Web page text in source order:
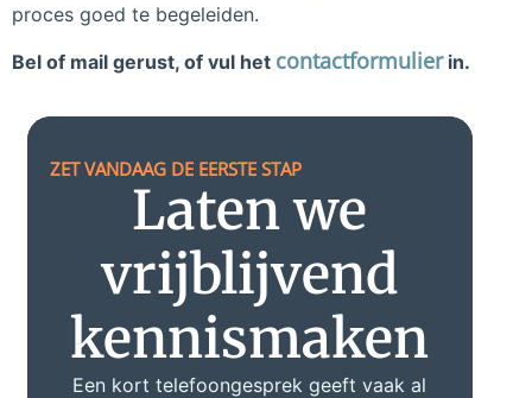
proces goed te begeleiden.
Bel of mail gerust, of vul het contactformulierin.
ZET VANDAAG DE EERSTE STAP
Laten we
vrijblijvend
kennismaken
Een kort telefoongesprek geeft vaak al